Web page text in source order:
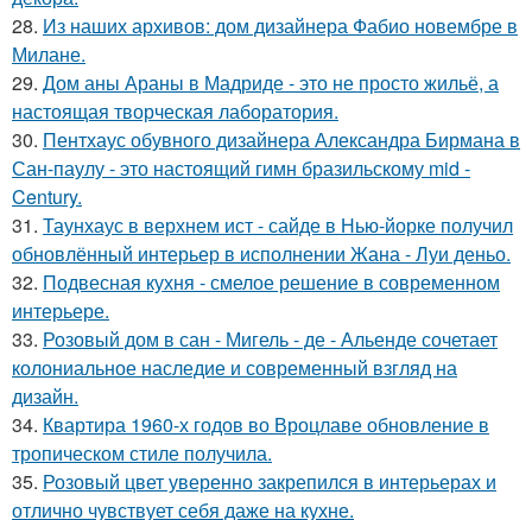
28. Из наших архивов: дом дизайнера Фабио новембре в
Милане.
29. Дом аны Араны в Мадриде - это не просто жильё, а
настоящая творческая лаборатория.
30. Пентхаус обувного дизайнера Александра Бирмана в
Сан-паулу - это настоящий гимн бразильскому mid -
Century.
31. Таунхаус в верхнем ист - сайде в Нью-йорке получил
обновлённый интерьер в исполнении Жана - Луи деньо.
32. Подвесная кухня - смелое решение в современном
интерьере.
33. Розовый дом в сан - Мигель - де - Альенде сочетает
колониальное наследие и современный взгляд на
дизайн.
34. Квартира 1960-х годов во Вроцлаве обновление в
тропическом стиле получила.
35. Розовый цвет уверенно закрепился в интерьерах и
отлично чувствует себя даже на кухне.